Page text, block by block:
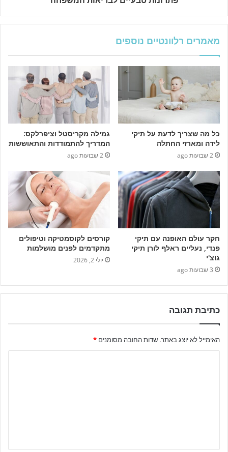
מאמרים רלוונטיים נוספים
כל מה שצריך לדעת על תיקי
לידה ומארזי החתלה
2 שבועות ago
גמילה מקריסטל וציפרלקס:
המדריך להתמודדות והתאוששות
2 שבועות ago
חקר עולם האופנה עם תיקי
פנדי, נעליים ראלף לורן תיקי
גוצ'י
3 שבועות ago
קורסים לקוסמטיקה וטיפולים
מתקדמים לפנים מושלמות
יולי 2, 2026
כתיבת תגובה
האימייל לא יוצג באתר. שדות החובה מסומנים *